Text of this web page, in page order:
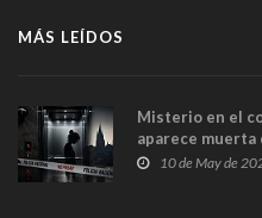
MÁS LEÍDOS
Misterio en el
aparece
y las cámaras
10 de May de